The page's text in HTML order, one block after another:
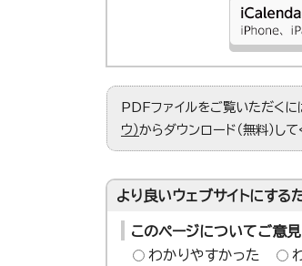
PDFファイルをご覧いただく
ウ）からダウンロード（無料）して
より良いウェブサイトにす
このページについてご意
わかりやすかった